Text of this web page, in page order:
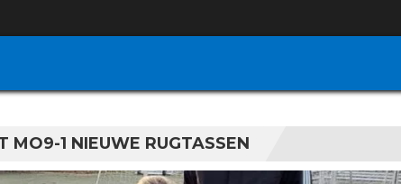
MO9-1 NIEUWE RUGTASSEN